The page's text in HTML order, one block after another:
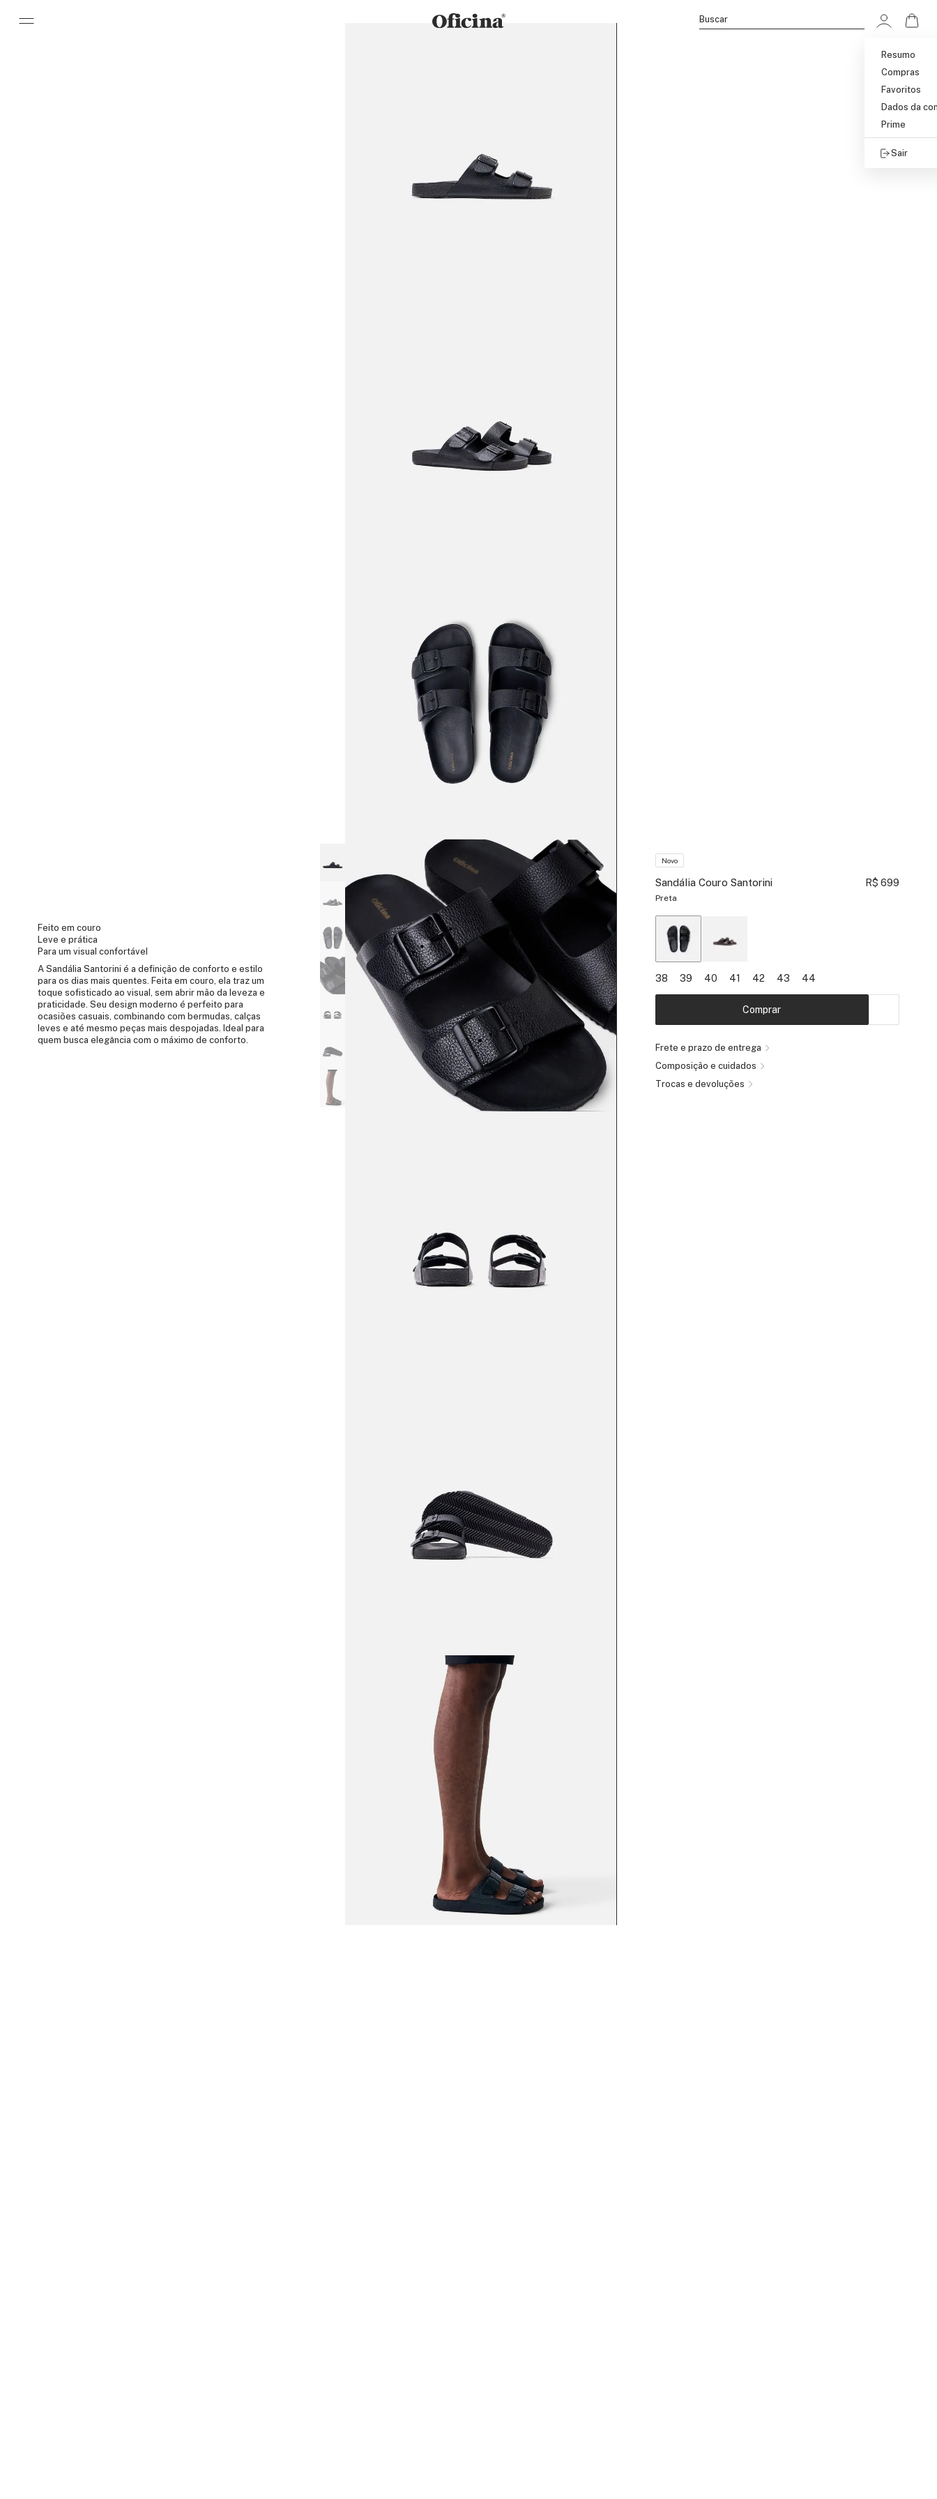
Buscar
Resumo
Compras
Favoritos
Dados da
Prime
Sair
Ir
Feito em couro
Leve e prática
Para um visual confortável
A Sandália Santorini é a definição de conforto e estilo
para os dias mais quentes. Feita em couro, ela traz um
toque sofisticado ao visual, sem abrir mão da leveza e
praticidade. Seu design moderno é perfeito para
ocasiões casuais, combinando com bermudas, calças
leves e até mesmo peças mais despojadas. Ideal para
quem busca elegância com o máximo de conforto.
Novo
Sandália Couro Santorini R$ 699
Preta
38 39 40 41 42 43 44
Comprar
Frete e prazo de entrega
Composição e cuidados
Trocas e devoluções